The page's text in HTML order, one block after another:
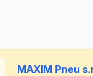
MAXIM Pneu